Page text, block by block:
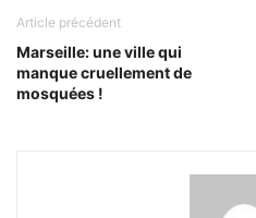
Article précédent
Marseille: une ville qui
manque cruellement de
mosquées !